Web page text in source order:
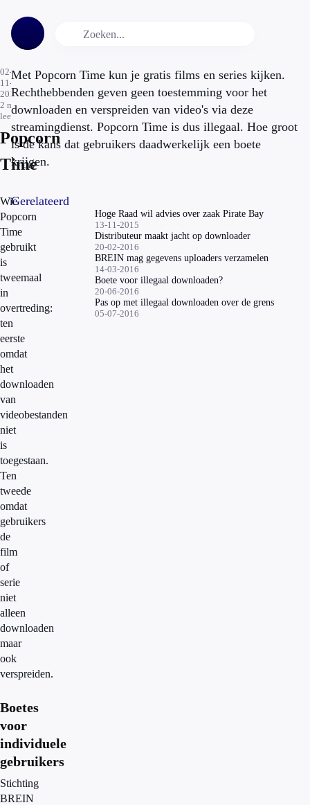
02-
11-
2015
2 min.
leestijd
Popcorn
Time
Met Popcorn Time kun je gratis films en series kijken.
Rechthebbenden geven geen toestemming voor het
downloaden en verspreiden van video's via deze
streamingdienst. Popcorn Time is dus illegaal. Hoe groot
is de kans dat gebruikers daadwerkelijk een boete
krijgen.
Wie
Popcorn
Time
gebruikt
is
tweemaal
in
overtreding:
ten
eerste
omdat
het
downloaden
van
videobestanden
niet
is
toegestaan.
Ten
tweede
omdat
gebruikers
de
film
of
serie
niet
alleen
downloaden
maar
ook
verspreiden.
Boetes
voor
individuele
gebruikers
Stichting
BREIN
Gerelateerd
Hoge Raad wil advies over zaak Pirate Bay
13-11-2015
Distributeur maakt jacht op downloader
20-02-2016
BREIN mag gegevens uploaders verzamelen
14-03-2016
Boete voor illegaal downloaden?
20-06-2016
Pas op met illegaal downloaden over de grens
05-07-2016